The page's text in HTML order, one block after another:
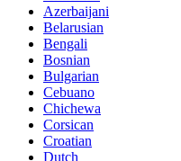
Azerbaijani
Belarusian
Bengali
Bosnian
Bulgarian
Cebuano
Chichewa
Corsican
Croatian
Dutch